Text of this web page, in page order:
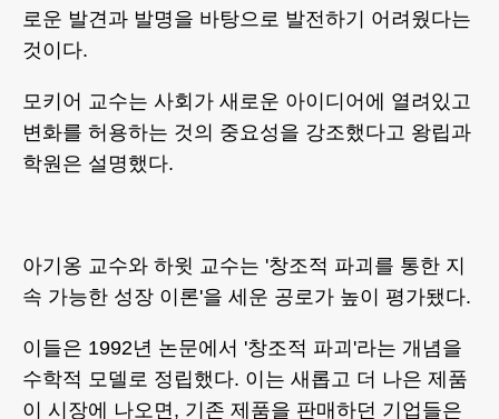
로운 발견과 발명을 바탕으로 발전하기 어려웠다는
것이다.
모키어 교수는 사회가 새로운 아이디어에 열려있고
변화를 허용하는 것의 중요성을 강조했다고 왕립과
학원은 설명했다.
아기옹 교수와 하윗 교수는 '창조적 파괴를 통한 지
속 가능한 성장 이론'을 세운 공로가 높이 평가됐다.
이들은 1992년 논문에서 '창조적 파괴'라는 개념을
수학적 모델로 정립했다. 이는 새롭고 더 나은 제품
이 시장에 나오면, 기존 제품을 판매하던 기업들은